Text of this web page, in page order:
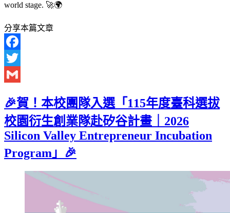
world stage. 🚀🌍
分享本篇文章
Facebook
Twitter
🎉賀！本校團隊入選「115年度臺科選拔
校園衍生創業隊赴矽谷計畫｜2026
Silicon Valley Entrepreneur Incubation
Program」🎉